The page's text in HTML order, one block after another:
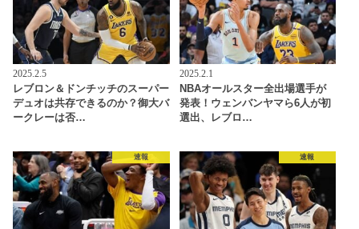
2025.2.5
レブロン＆ドンチッチのスーパー
デュオは共存できるのか？御大バ
ークレーは否…
2025.2.1
NBAオールスター全出場選手が
発表！ウェンバンヤマら6人が初
選出、レブロ…
速報 速報